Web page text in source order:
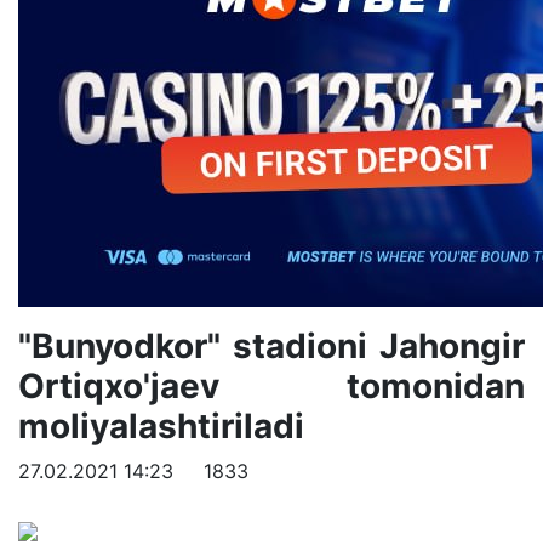
"Bunyodkor" stadioni Jahongir
Ortiqxo'jaev tomonidan
moliyalashtiriladi
27.02.2021 14:23 1833